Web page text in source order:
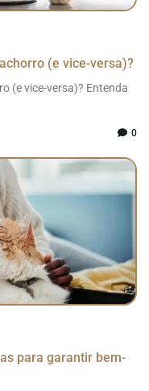
(e vice-versa)?
(e vice-versa)? Entenda
0
para garantir bem-